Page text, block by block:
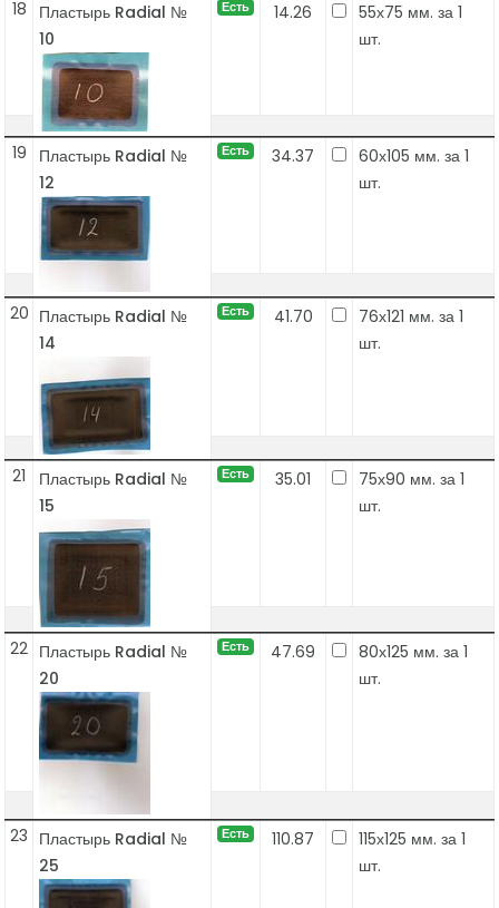
18
Пластырь Radial №
10
Есть 14.26
55х75 мм. за 1
шт.
19
Пластырь Radial №
12
Есть 34.37
60х105 мм. за 1
шт.
20 Пластырь Radial №
14
Есть 41.70
76х121 мм. за 1
шт.
21
Пластырь Radial №
15
Есть 35.01
75х90 мм. за 1
шт.
22 Пластырь Radial №
20
Есть 47.69
80х125 мм. за 1
шт.
23 Пластырь Radial №
25
Есть 110.87
115х125 мм. за 1
шт.